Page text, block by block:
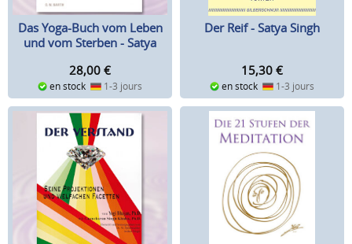
Das Yoga-Buch vom Leben
und vom Sterben - Satya
28,00 €
en stock 1-3 jours
Der Reif - Satya Singh
15,30 €
en stock 1-3 jours